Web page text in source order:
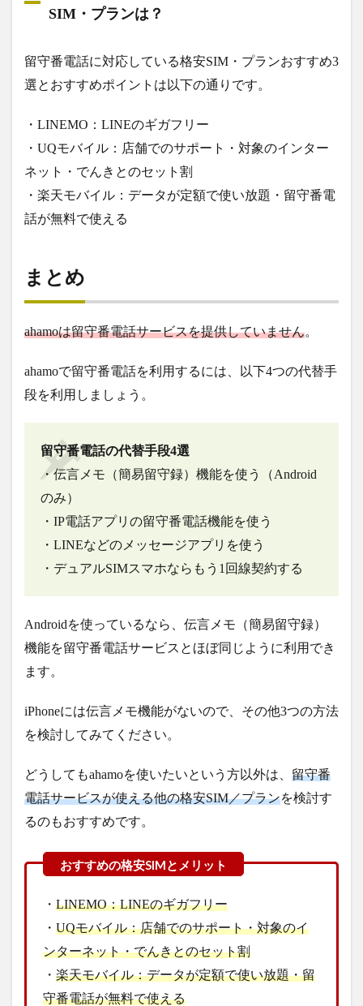
SIM・プランは？
留守番電話に対応している格安SIM・プランおすすめ3
選とおすすめポイントは以下の通りです。
・LINEMO：LINEのギガフリー
・UQモバイル：店舗でのサポート・対象のインター
ネット・でんきとのセット割
・楽天モバイル：データが定額で使い放題・留守番電
話が無料で使える
まとめ
ahamoは留守番電話サービスを提供していません。
ahamoで留守番電話を利用するには、以下4つの代替手
段を利用しましょう。
留守番電話の代替手段4選
・伝言メモ（簡易留守録）機能を使う（Android
のみ）
・IP電話アプリの留守番電話機能を使う
・LINEなどのメッセージアプリを使う
・デュアルSIMスマホならもう1回線契約する
Androidを使っているなら、伝言メモ（簡易留守録）
機能を留守番電話サービスとほぼ同じように利用でき
ます。
iPhoneには伝言メモ機能がないので、その他3つの方法
を検討してみてください。
どうしてもahamoを使いたいという方以外は、 留守番
電話サービスが使える他の格安SIM／プランを検討す
るのもおすすめです。
・ LINEMO：LINEのギガフリー
・ UQモバイル：店舗でのサポート・対象のイ
ンターネット・でんきとのセット割
・ 楽天モバイル：データが定額で使い放題・留
守番電話が無料で使える